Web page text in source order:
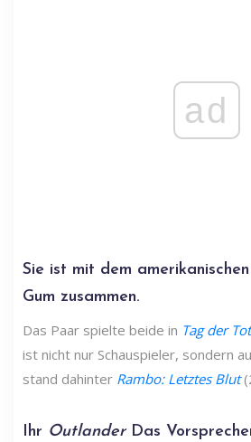
ad
Sie ist mit dem
Gum zusammen.
Das Paar spielte beide in Tag der
ist nicht nur Schauspieler, sondern
stand dahinter Rambo: Letztes Blut
Ihr OutlanderDas